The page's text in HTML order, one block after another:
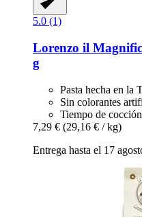
5.0 (1)
Lorenzo il
g
Pasta hecha en la
Sin colorantes
Tiempo de
7,29 € (29,16 € / kg)
Entrega hasta el 17